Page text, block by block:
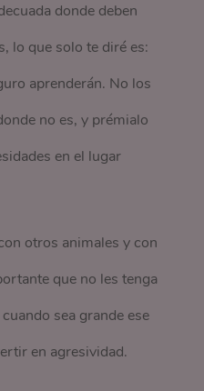
donde deben
lo que solo te diré es:
aprenderán. No los
no es, y prémialo
en el lugar
otros animales y con
que no les tenga
sea grande ese
en agresividad.